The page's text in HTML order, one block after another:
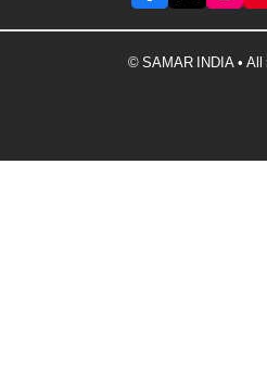
© SAMAR INDIA • All